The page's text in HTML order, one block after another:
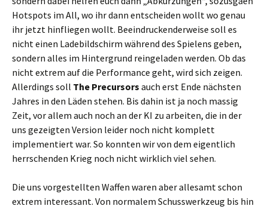
Hotspots im All, wo ihr dann entscheiden wollt wo genau
ihr jetzt hinfliegen wollt. Beeindruckenderweise soll es
nicht einen Ladebildschirm während des Spielens geben,
sondern alles im Hintergrund reingeladen werden. Ob das
nicht extrem auf die Performance geht, wird sich zeigen.
Allerdings soll The Precursors auch erst Ende nächsten
Jahres in den Läden stehen. Bis dahin ist ja noch massig
Zeit, vor allem auch noch an der KI zu arbeiten, die in der
uns gezeigten Version leider noch nicht komplett
implementiert war. So konnten wir von dem eigentlich
herrschenden Krieg noch nicht wirklich viel sehen.
Die uns vorgestellten Waffen waren aber allesamt schon
extrem interessant. Von normalem Schusswerkzeug bis hin